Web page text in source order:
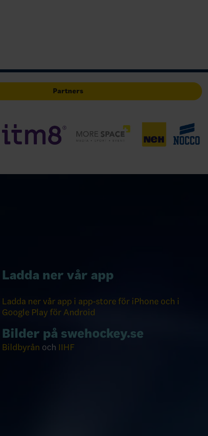
Partners
Ladda ner vår app
Ladda ner vår app i app-store för iPhone och i
Google Play för Android
Bilder på swehockey.se
Bildbyrån och IIHF